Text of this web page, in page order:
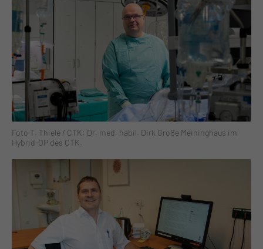
Foto T. Thiele / CTK: Dr. med. habil. Dirk Große Meininghaus im
Hybrid-OP des CTK.